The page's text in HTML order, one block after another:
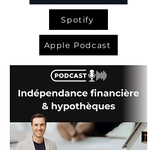
Spotify
Apple Podcast